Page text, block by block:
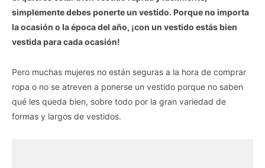
simplemente debes ponerte un vestido. Porque no importa
la ocasión o la época del año, ¡con un vestido estás bien
vestida para cada ocasión!
Pero muchas mujeres no están seguras a la hora de comprar
ropa o no se atreven a ponerse un vestido porque no saben
qué les queda bien, sobre todo por la gran variedad de
formas y largos de vestidos.